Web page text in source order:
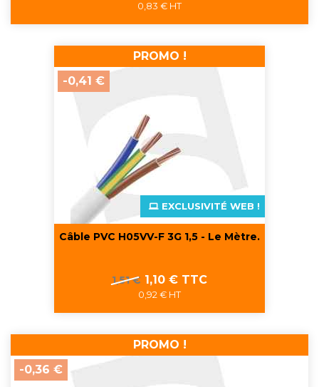
0,83 € HT
Câble PVC H05VV-F 3G 1,5 - Le Mètre.
Prix
1,51 € Prix
1,10 € TTC
0,92 € HT
EXCLUSIVITÉ WEB !
PROMO !
-0,41 €
PROMO !
-0,36 €